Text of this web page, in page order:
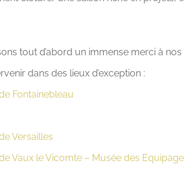
tout d’abord un immense merci à
dans des lieux d’exception :
Fontainebleau
Versailles
Vaux le Vicomte – Musée des